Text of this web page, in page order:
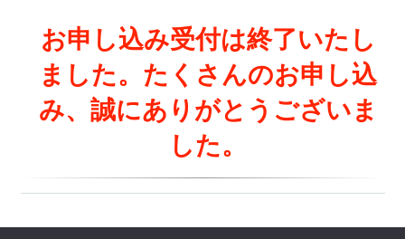
お申し込み受付は終了いたし
ました。たくさんのお申し込
み、誠にありがとうございま
した。